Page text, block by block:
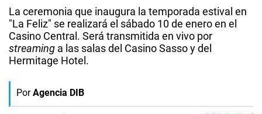
La ceremonia que inaugura la temporada estival en
"La Feliz" se realizará el sábado 10 de enero en el
Casino Central. Será transmitida en vivo por
streaming a las salas del Casino Sasso y del
Hermitage Hotel.
Por Agencia DIB